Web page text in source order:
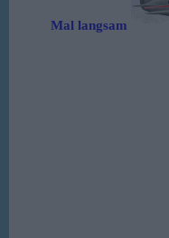
Mal langsam